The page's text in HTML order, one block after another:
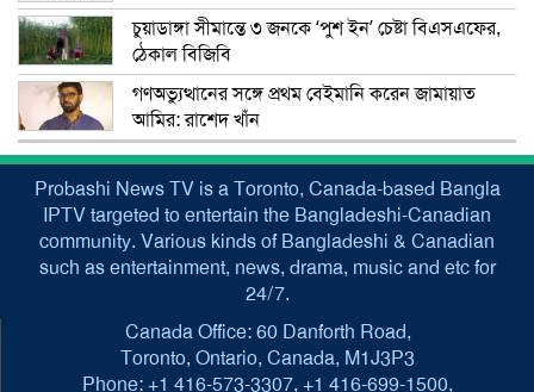
চুয়াডাঙ্গা সীমান্তে ৩ জনকে ‘পুশ ইন’ চেষ্টা বিএসএফের,
ঠেকাল বিজিবি
গণঅভ্যুত্থানের সঙ্গে প্রথম বেইমানি করেন জামায়াত
আমির: রাশেদ খাঁন
Probashi News TV is a Toronto, Canada-based Bangla
IPTV targeted to entertain the Bangladeshi-Canadian
community. Various kinds of Bangladeshi & Canadian
such as entertainment, news, drama, music and etc for
24/7.
Canada Office: 60 Danforth Road,
Toronto, Ontario, Canada, M1J3P3
Phone: +1 416-573-3307, +1 416-699-1500,